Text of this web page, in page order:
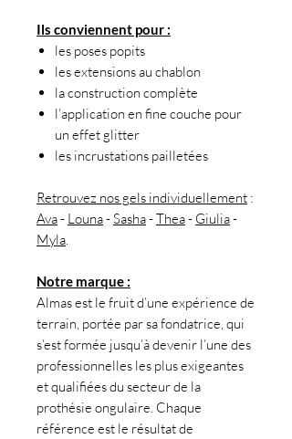
Ils conviennent pour :
les poses popits
les extensions au chablon
la construction complète
l’application en fine couche pour
un effet glitter
les incrustations pailletées
Retrouvez nos gels individuellement :
Ava- Louna-Sasha-Thea- Giulia-
Myla.
Notre marque :
Almas est le fruit d’une expérience de
terrain, portée par sa fondatrice, qui
s’est formée jusqu’à devenir l’une des
professionnelles les plus exigeantes
et qualifiées du secteur de la
prothésie ongulaire. Chaque
référence est le résultat de